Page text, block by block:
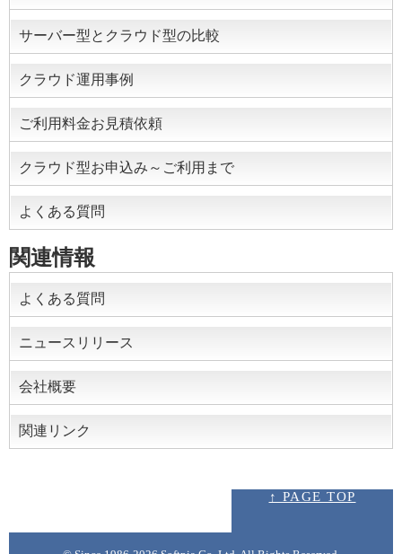
サーバー型とクラウド型の比較
クラウド運用事例
ご利用料金お見積依頼
クラウド型お申込み～ご利用まで
よくある質問
関連情報
よくある質問
ニュースリリース
会社概要
関連リンク
↑ PAGE TOP